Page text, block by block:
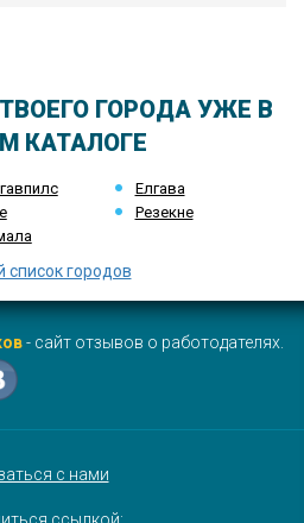
ГОРОДА УЖЕ В
КАТАЛОГЕ
Елгава
Резекне
список городов
- сайт отзывов о работодателях.
с нами
ссылкой: